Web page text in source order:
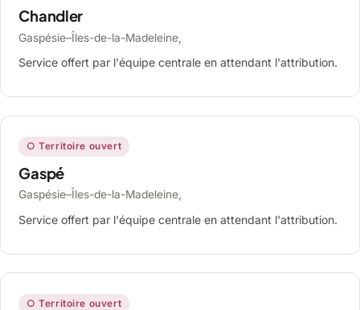
Chandler
Gaspésie–Îles-de-la-Madeleine,
Service offert par l'équipe centrale en attendant l'attribution.
○ Territoire ouvert
Gaspé
Gaspésie–Îles-de-la-Madeleine,
Service offert par l'équipe centrale en attendant l'attribution.
○ Territoire ouvert